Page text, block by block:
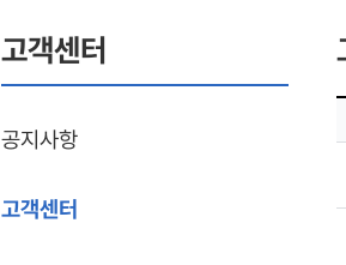
고객센터
공지사항
고객센터